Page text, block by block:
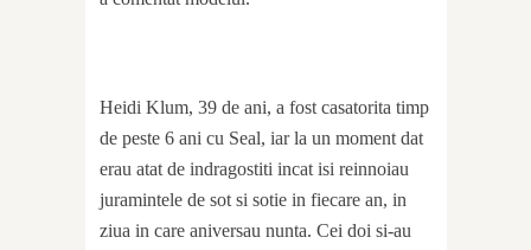
Heidi Klum, 39 de ani, a fost casatorita timp
de peste 6 ani cu Seal, iar la un moment dat
erau atat de indragostiti incat isi reinnoiau
juramintele de sot si sotie in fiecare an, in
ziua in care aniversau nunta. Cei doi si-au